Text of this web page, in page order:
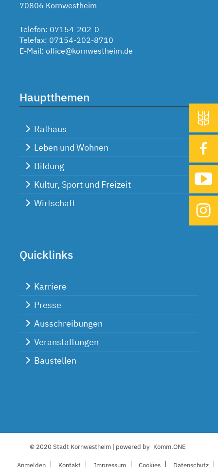
70806 Kornwestheim
Telefon: 07154-202-0
Telefax: 07154-202-8710
E-Mail: office@kornwestheim.de
Hauptthemen
Rathaus
Leben und Wohnen
Bildung
Kultur, Sport und Freizeit
Wirtschaft
Quicklinks
Karriere
Presse
Ausschreibungen
Veranstaltungen
Baustellen
© 2020 Stadt Kornwestheim | powered by Komm.ONE
Anmelden Kontakt Impressum Cookies Datenschutz